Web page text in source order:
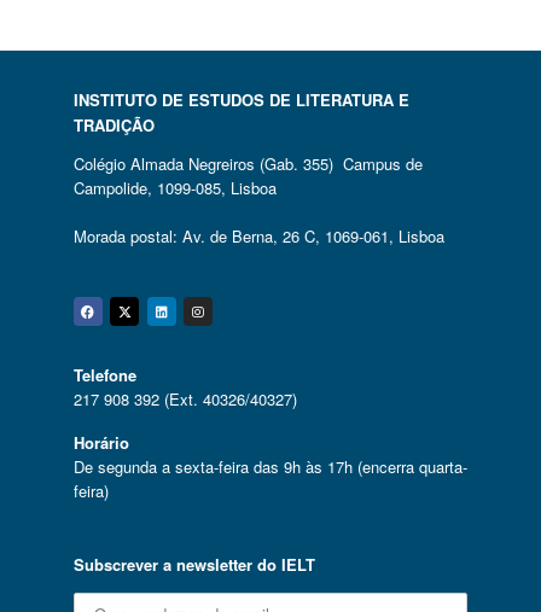
INSTITUTO DE ESTUDOS DE LITERATURA E
TRADIÇÃO
Colégio Almada Negreiros (Gab. 355) Campus de
Campolide, 1099-085, Lisboa
Morada postal: Av. de Berna, 26 C, 1069-061, Lisboa
Facebook
Twitter
Linkedin
Instagram
Telefone
217 908 392 (Ext. 40326/40327)
Horário
De segunda a sexta-feira das 9h às 17h (encerra quarta-
feira)
Subscrever a newsletter do IELT